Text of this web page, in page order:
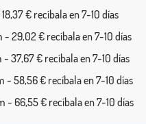
€ recíbala en 7-10 días
- 29,02 € recíbala en 7-10 días
- 37,67 € recíbala en 7-10 días
- 58,56 € recíbala en 7-10 días
- 66,55 € recíbala en 7-10 días